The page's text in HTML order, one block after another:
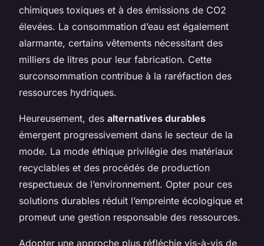
chimiques toxiques et à des émissions de CO2
élevées. La consommation d’eau est également
alarmante, certains vêtements nécessitant des
milliers de litres pour leur fabrication. Cette
surconsommation contribue à la raréfaction des
ressources hydriques.
Heureusement, des alternatives durables
émergent progressivement dans le secteur de la
mode. La mode éthique privilégie des matériaux
recyclables et des procédés de production
respectueux de l’environnement. Opter pour ces
solutions durables réduit l’empreinte écologique et
promeut une gestion responsable des ressources.
Adopter une approche plus réfléchie vis-à-vis de